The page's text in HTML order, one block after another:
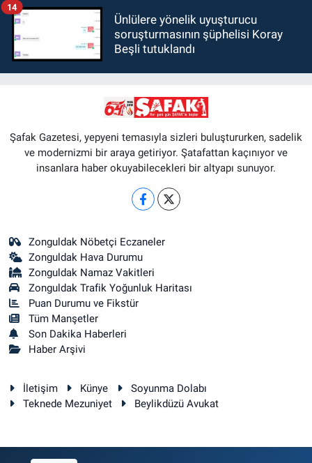
Ünlülere yönelik uyuşturucu
soruşturmasının şüphelisi Koray
Beşli tutuklandı
14
Şafak Gazetesi, yepyeni temasıyla sizleri buluştururken, sadelik
ve modernizmi bir araya getiriyor. Şatafattan kaçınıyor ve
insanlara haber okuyabilecekleri bir altyapı sunuyor.
Zonguldak Nöbetçi Eczaneler
Zonguldak Hava Durumu
Zonguldak Namaz Vakitleri
Zonguldak Trafik Yoğunluk Haritası
Puan Durumu ve Fikstür
Tüm Manşetler
Son Dakika Haberleri
Haber Arşivi
İletişim Künye
Soyunma Dolabı
Teknede Mezuniyet
Beylikdüzü Avukat